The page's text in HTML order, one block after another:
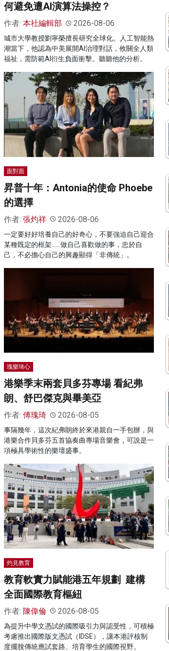
何避免遭AI演算法操控？
作者: 本社編輯部 2026-08-06
城市大學教授劉寧榮擅長研究全球化。人工智能熱
潮當下，他認為中美展開AI治理對話，攸關全人類
福祉，需防範AI衍生負面衝擊。聽聽他的分析。
面對面
昇普十年：Antonia的使命 Phoebe
的選擇
作者: 張灼祥 2026-08-06
一定要好好培養自己的好奇心，不要強迫自己迎合
某種既定的框架……做自己喜歡做的事，忠於自
己，不必擔心自己的興趣顯得「非傳統」。
瑰樂琦心
港樂季末兩套貝多芬專場 看紀弗
朗、舒巴傑克與畢美亞
作者: 傅瑰琦 2026-08-05
事隔幾年，這次紀弗朗終於來港親自一手包辦，與
港樂合作貝多芬五首協奏曲專場音樂會，可說是一
項極具學術性的樂壇盛事。
灼見教育
教育軟實力賦能港五年規劃 建構
全面國際教育樞紐
作者: 陳偉倫 2026-08-05
為提升中學文憑試的國際吸引力與認受性，可積極
考慮推出國際版文憑試（IDSE），讓本港評核制
度擺脫傳統應試套路、培育學生的國際視野。